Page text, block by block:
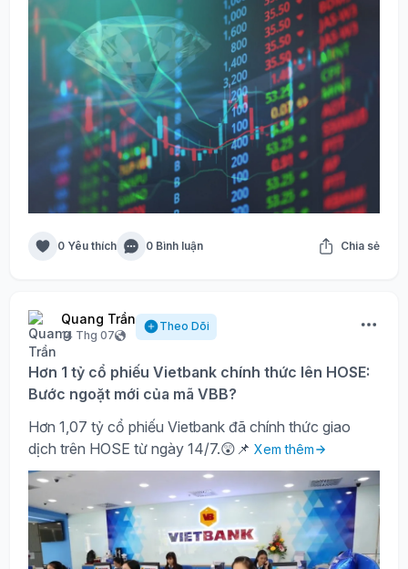
0 Yêu thích 0 Bình luận Chia sẻ
Quang Trần
14 Thg 07
Theo Dõi
Hơn 1 tỷ cổ phiếu Vietbank chính thức lên HOSE:
Bước ngoặt mới của mã VBB?
Hơn 1,07 tỷ cổ phiếu Vietbank đã chính thức giao
dịch trên HOSE từ ngày 14/7.😲📌 Xem thêm